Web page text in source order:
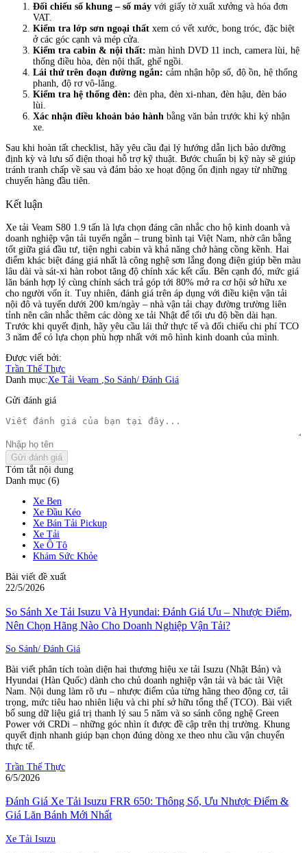
Đối chiếu số khung – số máy với giấy tờ xuất xưởng và hóa đơn
VAT.
Kiểm tra lớp sơn ngoại thất xem có vết xước, bong tróc, đặc biệt
ở các góc cạnh và mép cửa.
Kiểm tra cabin & nội thất: màn hình DVD 11 inch, camera lùi, hệ
thống điều hòa, đèn nội thất, ghế ngồi.
Lái thử trên đoạn đường ngắn: cảm nhận hộp số, độ ồn, hệ thống
phanh, độ rơ vô-lăng.
Kiểm tra hệ thống đèn: đèn pha, đèn xi-nhan, đèn hậu, đèn báo
lùi.
Xác nhận điều khoản bảo hành bằng văn bản trước khi ký nhận
xe.
Sau khi hoàn tất checklist, hãy yêu cầu đại lý hướng dẫn lịch bảo dưỡng
định kỳ và lưu số điện thoại hỗ trợ kỹ thuật. Bước chuẩn bị kỹ này sẽ giúp
tránh tranh chấp về sau và đảm bảo xe hoạt động ổn định ngay từ những
chuyến hàng đầu tiên.
Kết luận
Xe tải Veam S80 1.9 tấn là lựa chọn đáng cân nhắc cho hộ kinh doanh và
doanh nghiệp vận tải tuyến ngắn – trung bình tại Việt Nam, nhờ cân bằng
tốt giữa giá đầu tư, tiện nghi cabin và khả năng chở hàng cồng kềnh. Hai
điểm khác biệt đáng giá nhất là công nghệ sơn lắng đọng điện giúp bền màu
lâu dài và sát-xi hàn robot tăng độ chính xác kết cấu. Bên cạnh đó, mức giá
lăn bánh hợp lý cùng chính sách trả góp tới 80% mở ra cơ hội sở hữu xe
cho người vốn ít. Tuy nhiên, đánh giá trên áp dụng với điều kiện vận tải
nội đô và tuyến dưới 200 km/ngày – nhà vận tải chạy đường trường liên
tỉnh nên cân nhắc thêm các dòng xe tải Nhật để tối ưu độ bền dài hạn.
Trước khi quyết định, hãy yêu cầu lái thử thực tế và đối chiếu chi phí TCO
3 năm để có lựa chọn phù hợp nhất với mô hình kinh doanh của mình.
Được viết bởi:
Trần Thế Thực
Danh mục:Xe Tải Veam ,So Sánh/ Đánh Giá
Gửi đánh giá
Gửi đánh giá
Tóm tắt nội dung
Danh mục (6)
Xe Ben
Xe Đầu Kéo
Xe Bán Tải Pickup
Xe Tải
Xe Ô Tô
Khám Sức Khỏe
Bài viết đề xuất
22/5/2026
So Sánh Xe Tải Isuzu Và Hyundai: Đánh Giá Ưu – Nhược Điểm,
Nên Chọn Hãng Nào Cho Doanh Nghiệp Vận Tải?
So Sánh/ Đánh Giá
Bài viết phân tích toàn diện hai thương hiệu xe tải Isuzu (Nhật Bản) và
Hyundai (Hàn Quốc) dành cho chủ doanh nghiệp vận tải và bác tài Việt
Nam. Nội dung làm rõ ưu – nhược điểm của từng hãng theo động cơ, tải
trọng, mức tiêu hao nhiên liệu và chi phí sở hữu tổng thể (TCO). Bài viết
bổ sung dữ liệu giá trị thanh lý sau 5 năm và so sánh công nghệ Green
Power với CRDi – những góc nhìn ít được đề cập trên thị trường. Khung
quyết định nhanh giúp bạn chọn đúng dòng xe theo nhu cầu vận chuyển
thực tế.
Trần Thế Thực
6/5/2026
Đánh Giá Xe Tải Isuzu FRR 650: Thông Số, Ưu Nhược Điểm &
Giá Lăn Bánh Mới Nhất
Xe Tải Isuzu